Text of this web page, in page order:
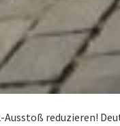
Ausstoß reduzieren!